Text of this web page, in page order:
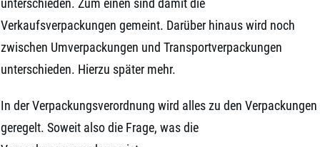
unterschieden. Zum einen sind damit die
Verkaufsverpackungen gemeint. Darüber hinaus wird noch
zwischen Umverpackungen und Transportverpackungen
unterschieden. Hierzu später mehr.
In der Verpackungsverordnung wird alles zu den Verpackungen
geregelt. Soweit also die Frage, was die